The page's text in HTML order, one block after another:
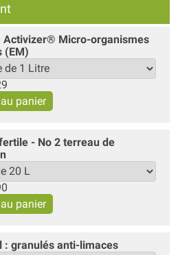
Activizer® Micro-organismes
(EM)
- No 2 terreau de
: granulés anti-limaces